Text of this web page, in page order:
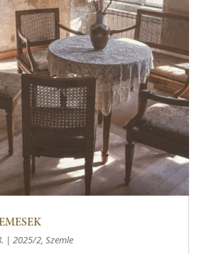
| 2025/2, Szemle